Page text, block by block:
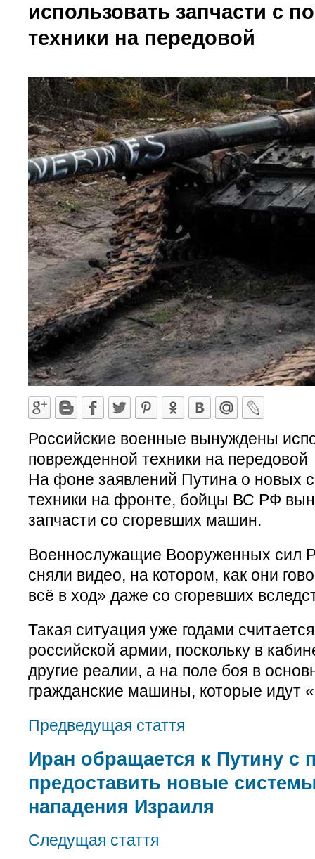
использовать запчасти с
техники на передовой
Российские военные вынуждены
поврежденной техники на передовой
На фоне заявлений Путина о новых
техники на фронте, бойцы ВС РФ
запчасти со сгоревших машин.
Военнослужащие Вооруженных сил
сняли видео, на котором, как они
всё в ход» даже со сгоревших
Такая ситуация уже годами
российской армии, поскольку в
другие реалии, а на поле боя в
гражданские машины, которые идут
Предведущая стаття
Иран обращается к Путину с
предоставить новые
нападения Израиля
Следущая стаття